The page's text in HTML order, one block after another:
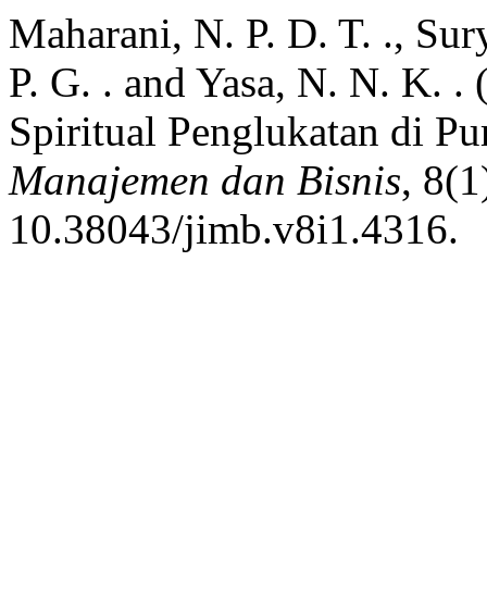
Maharani, N. P. D. T. .,
P. G. . and Yasa, N. N. K. .
Spiritual Penglukatan di
Manajemen dan Bisnis,
10.38043/jimb.v8i1.4316.